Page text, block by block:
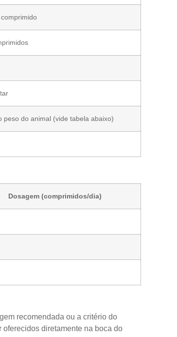
peso do animal (vide tabela abaixo)
Dosagem (comprimidos/dia)
recomendada ou a critério do
diretamente na boca do